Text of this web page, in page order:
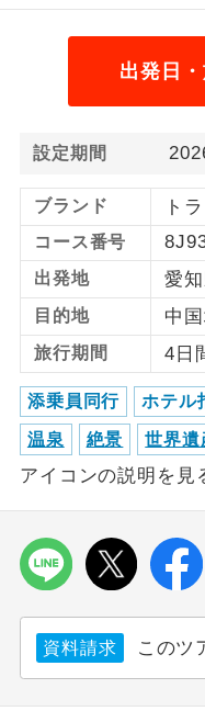
出発日
設定期間
ブランド ト
コース番号
出発地 愛
目的地 中
旅行期間 4日
添乗員同行 ホテル
温泉 絶景 世界遺
アイコンの説明を見
資料請求 このツ
1名様催行
2名様催行
2
おひとり様参
加限定
お
1名様1室同代
金
1
コ
ご夫婦限定
ご
す
女性限定
す
年齢制限あり
ご
で
航空会社指定
ホテル指定
ご
おひとり様バ
ス2席利用
お